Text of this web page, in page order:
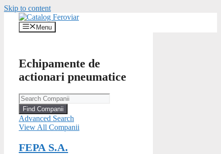
Skip to content
Menu
Echipamente de
actionari pneumatice
Advanced Search
View All Companii
FEPA S.A.